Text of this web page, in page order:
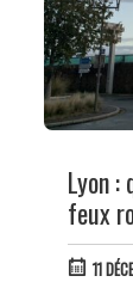
Lyon :
feux
11